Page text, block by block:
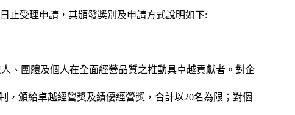
止受理申請，其頒發獎別及申請方式說明如下:
、團體及個人在全面經營品質之推動具卓越貢獻者。對企
，頒給卓越經營獎及績優經營獎，合計以20名為限；對個